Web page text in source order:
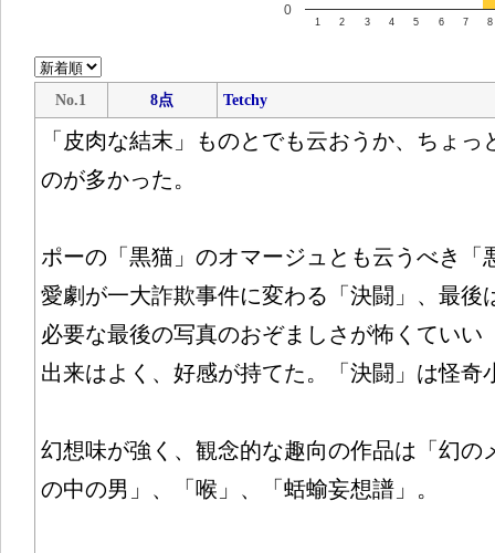
1 2 3 4 5 6 7 8
0
No.1 8点 Tetchy
「皮肉な結末」ものとでも云おうか、ちょ
のが多かった。
ポーの「黒猫」のオマージュとも云うべき「
愛劇が一大詐欺事件に変わる「決闘」、最後
必要な最後の写真のおぞましさが怖くていい
出来はよく、好感が持てた。「決闘」は怪奇
幻想味が強く、観念的な趣向の作品は「幻の
の中の男」、「喉」、「蛞蝓妄想譜」。